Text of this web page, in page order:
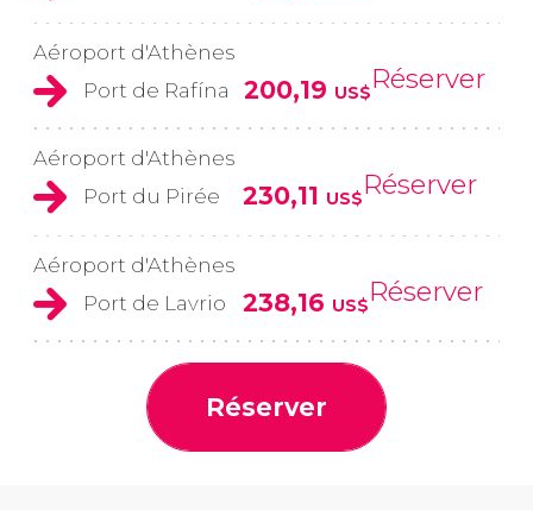
Aéroport d'Athènes
Port de Rafína
200,19 US$Réserver
Aéroport d'Athènes
Port du Pirée
230,11 US$Réserver
Aéroport d'Athènes
Port de Lavrio
238,16 US$Réserver
Réserver